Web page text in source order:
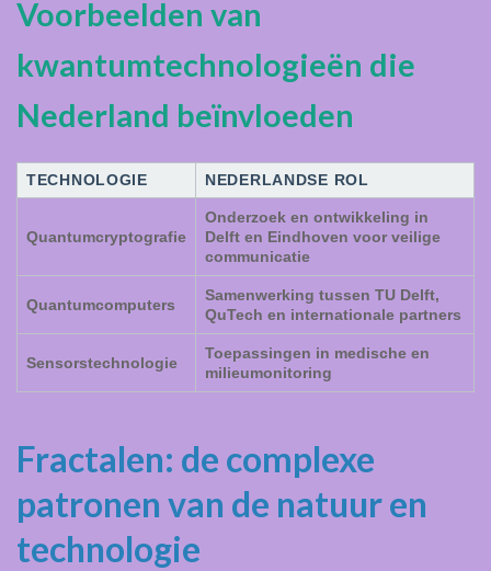
Voorbeelden van
kwantumtechnologieën die
Nederland beïnvloeden
TECHNOLOGIE NEDERLANDSE ROL
Quantumcryptografie
Onderzoek en ontwikkeling in
Delft en Eindhoven voor veilige
communicatie
Quantumcomputers
Samenwerking tussen TU Delft,
QuTech en internationale partners
Sensorstechnologie
Toepassingen in medische en
milieumonitoring
Fractalen: de complexe
patronen van de natuur en
technologie